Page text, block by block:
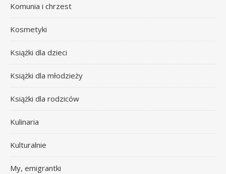
Komunia i chrzest
Kosmetyki
Książki dla dzieci
Książki dla młodzieży
Książki dla rodziców
Kulinaria
Kulturalnie
My, emigrantki